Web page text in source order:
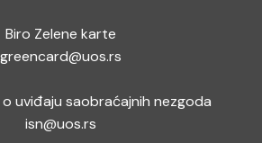
Biro Zelene karte
greencard@uos.rs
o uviđaju saobraćajnih nezgoda
isn@uos.rs